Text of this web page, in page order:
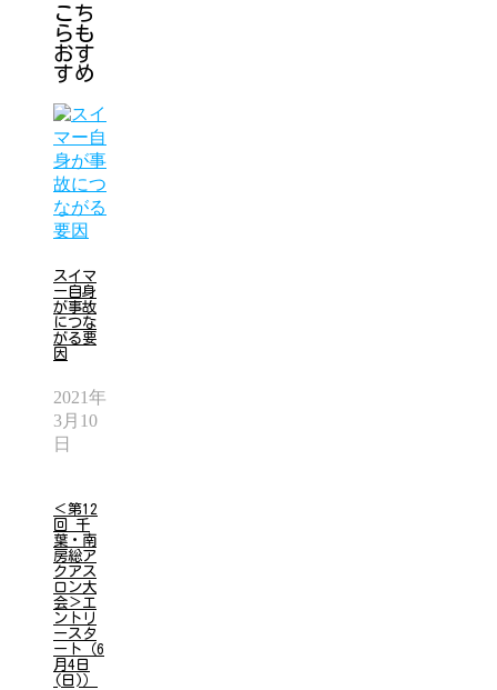
こち
らも
おす
すめ
スイマ
ー自身
が事故
につな
がる要
因
2021年
3月10
日
＜第12
回 千
葉・南
房総ア
クアス
ロン大
会＞エ
ントリ
ースタ
ート（6
月4日
(日)）